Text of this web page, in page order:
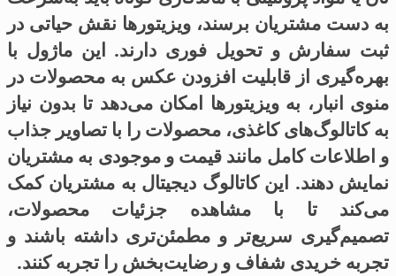
به دست مشتریان برسند، ویزیتورها نقش حیاتی در
ثبت سفارش و تحویل فوری دارند. این ماژول با
بهره‌گیری از قابلیت افزودن عکس به محصولات در
منوی انبار، به ویزیتورها امکان می‌دهد تا بدون نیاز
به کاتالوگ‌های کاغذی، محصولات را با تصاویر جذاب
و اطلاعات کامل مانند قیمت و موجودی به مشتریان
نمایش دهند. این کاتالوگ دیجیتال به مشتریان کمک
می‌کند تا با مشاهده جزئیات محصولات،
تصمیم‌گیری سریع‌تر و مطمئن‌تری داشته باشند و
تجربه خریدی شفاف و رضایت‌بخش را تجربه کنند.